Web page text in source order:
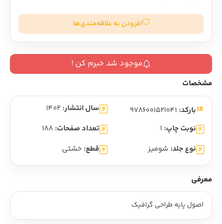
افزودن به علاقه‌مندی‌ها
موجود شد خبرم کن !
مشخصات
بارکد: سال انتشار: 1402
نوبت چاپ: 1 تعداد صفحات: 188
نوع جلد: شومیز قطع: خشتی
معرفی
اصول پایه طراحی گرافیک